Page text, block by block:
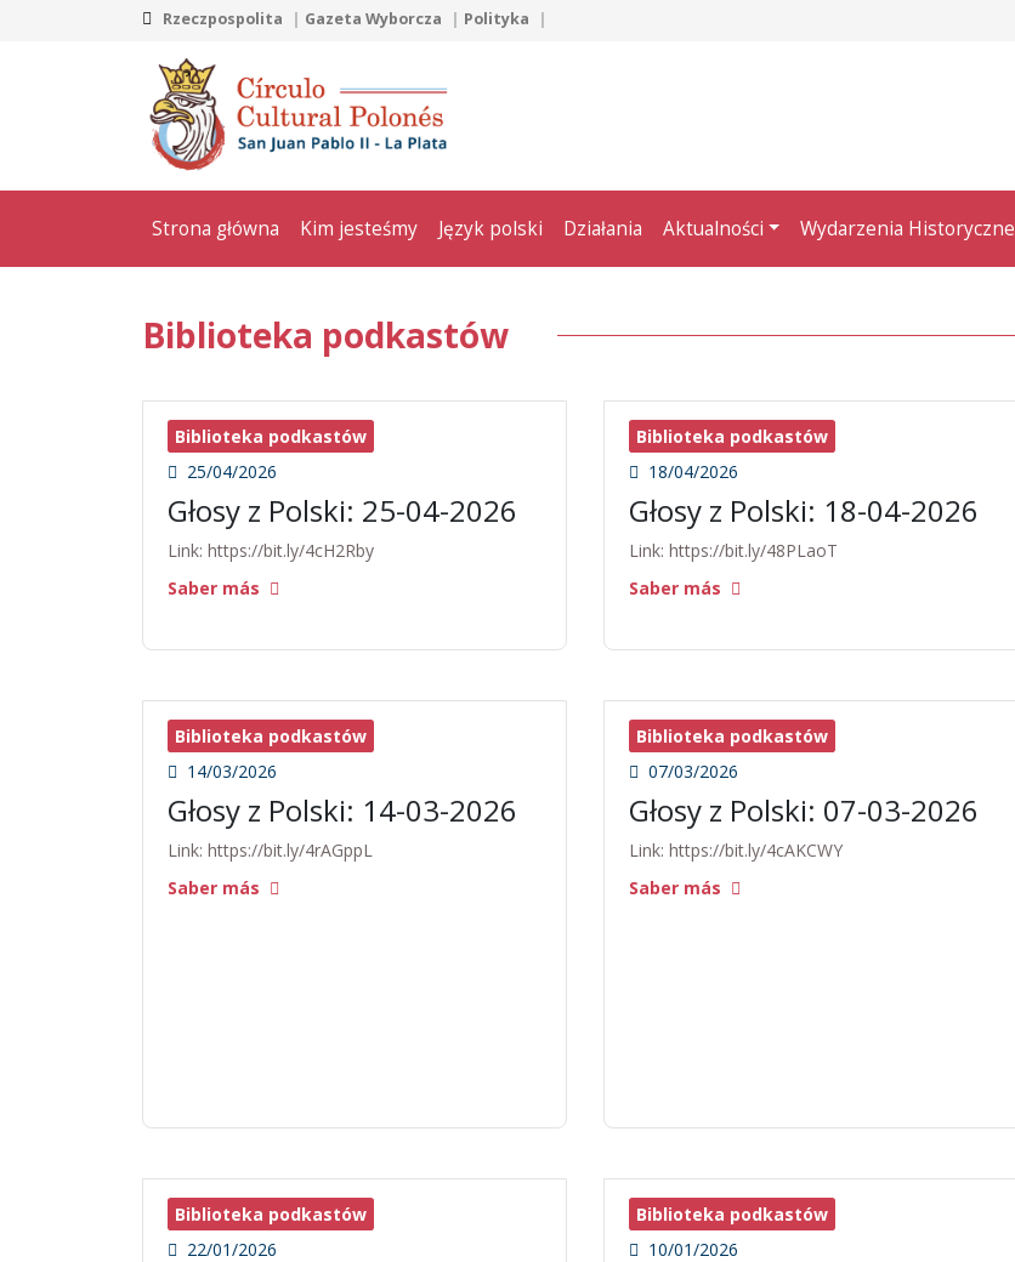
Rzeczpospolita Gazeta Wyborcza Polityka
Strona główna Kim jesteśmy Język polski Działania Aktualności Wydarzenia Historyczne
Biblioteka podkastów
Biblioteka podkastów
25/04/2026
Głosy z Polski: 25-04-2026
Link: https://bit.ly/4cH2Rby
Saber más
Biblioteka podkastów
18/04/2026
Głosy z Polski: 18-04-2026
Link: https://bit.ly/48PLaoT
Saber más
Biblioteka podkastów
14/03/2026
Głosy z Polski: 14-03-2026
Link: https://bit.ly/4rAGppL
Saber más
Biblioteka podkastów
07/03/2026
Głosy z Polski: 07-03-2026
Link: https://bit.ly/4cAKCWY
Saber más
Biblioteka podkastów
22/01/2026
Biblioteka podkastów
10/01/2026